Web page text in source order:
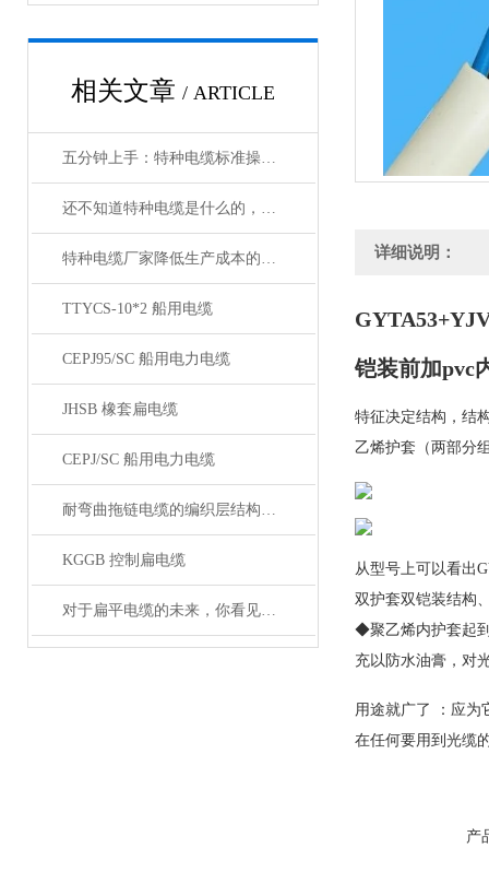
相关文章 / ARTICLE
五分钟上手：特种电缆标准操作流程详解
还不知道特种电缆是什么的，请看这里！
特种电缆厂家降低生产成本的合理手段
TTYCS-10*2 船用电缆
CEPJ95/SC 船用电力电缆
JHSB 橡套扁电缆
CEPJ/SC 船用电力电缆
耐弯曲拖链电缆的编织层结构有哪几种
KGGB 控制扁电缆
对于扁平电缆的未来，你看见希望了吗？
详细说明：
铠装前加pvc
特征决定结构，结
乙烯护套（两部分
从型号上可以看出
双护套双铠装结构
◆聚乙烯内护套起
充以防水油膏，对
用途就广了 ：应为
在任何要用到光缆
产